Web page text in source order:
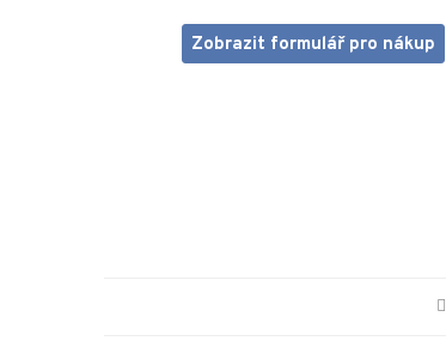
Zobrazit formulář pro nákup